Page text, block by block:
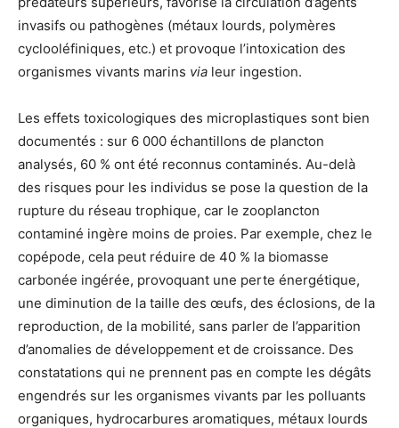
invasifs ou pathogènes (métaux lourds, polymères
cyclooléfiniques, etc.) et provoque l’intoxication des
organismes vivants marins via leur ingestion.
Les effets toxicologiques des microplastiques sont bien
documentés : sur 6 000 échantillons de plancton
analysés, 60 % ont été reconnus contaminés. Au-delà
des risques pour les individus se pose la question de la
rupture du réseau trophique, car le zooplancton
contaminé ingère moins de proies. Par exemple, chez le
copépode, cela peut réduire de 40 % la biomasse
carbonée ingérée, provoquant une perte énergétique,
une diminution de la taille des œufs, des éclosions, de la
reproduction, de la mobilité, sans parler de l’apparition
d’anomalies de développement et de croissance. Des
constatations qui ne prennent pas en compte les dégâts
engendrés sur les organismes vivants par les polluants
organiques, hydrocarbures aromatiques, métaux lourds